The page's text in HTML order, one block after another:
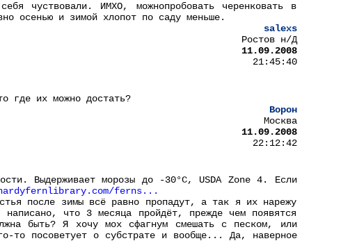
чуствовали. ИМХО, можнопробовать черенковать в
осенью и зимой хлопот по саду меньше.
salexs
Ростов н/Д
11.09.2008
21:45:40
где их можно достать?
Ворон
Москва
11.09.2008
22:12:42
Выдерживает морозы до -30°C, USDA Zone 4. Если
ferns...
после зимы всё равно пропадут, а так я их нарежу
что 3 месяца пройдёт, прежде чем появятся
быть? Я хочу мох сфагнум смешать с песком, или
то посоветует о субстрате и вообще... Да, наверное